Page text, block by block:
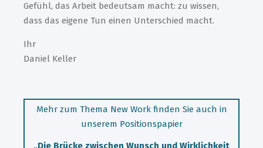
Gefühl, das Arbeit bedeutsam macht: zu wissen,
dass das eigene Tun einen Unterschied macht.
Ihr
Daniel Keller
Mehr zum Thema New Work finden Sie auch in
unserem Positionspapier
„Die Brücke zwischen Wunsch und Wirklichkeit